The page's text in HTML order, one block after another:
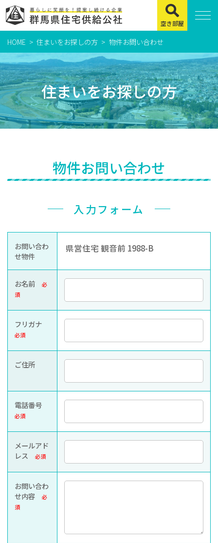
住まいをお探しの方
県営住宅
公社賃貸住宅
緊急通報システムについて
市営・町営住宅
賃貸店舗・事務所
ぐんま住まいの
相談センター
現在お住まい
の方へ
公社に
ついて
採用
入札
空き部屋
HOME 住まいをお探しの方 物件お問い合わせ
住まいをお探しの方
物件お問い合わせ
入力フォーム
お問い合わ
せ物件
県営住宅 観音前 1988-B
お名前必
須
フリガナ
必須
ご住所
電話番号
必須
メールアド
レス必須
お問い合わ
せ内容必
須